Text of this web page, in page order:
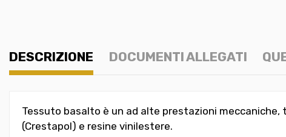
DESCRIZIONE DOCUMENTI ALLEGATI
Tessuto basalto è un ad alte prestazioni
(Crestapol) e resine vinilestere.